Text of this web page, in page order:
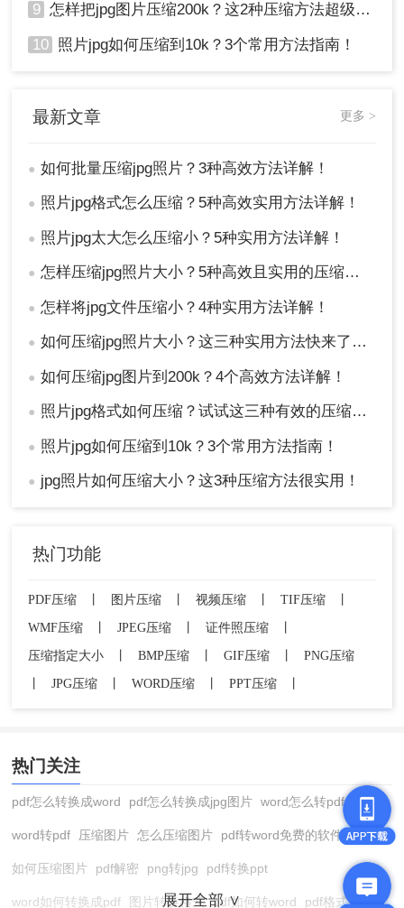
压缩后可实时预览效果，不满意可重新调整参
支持多种图片格式，包括jpg、png、bmp等常
缺点
速度受影响
单次批量处理数量有限制，最多30张jpg照片
对于超大尺寸的jpg照片（如专业摄影原图），
上传耗时较长
大多数日常需求
操作步骤：
第一步：打开浏览器（推荐使用Chrome、
Edge或Firefox等主流浏览器），在地址栏输入
大师在线图片压缩"进入官方网站。进入官网
后，在导航栏或首页可以找到"在线压缩"或"图
第二步：在转转大师在线压缩工具页面，点
击"选择文件"或"上传图片"按钮，在弹出的文件
第三步：jpg照片上传完成后，界面会显示压缩
选项。选择压缩程度（数值越小，压缩程度越
9 怎样把jpg图片压缩200k？这2种压缩方法超级好用！
10 照片jpg如何压缩到10k？3个常用方法指南！
最新文章 更多 >
● 如何批量压缩jpg照片？3种高效方法详解！
● 照片jpg格式怎么压缩？5种高效实用方法详解！
● 照片jpg太大怎么压缩小？5种实用方法详解！
● 怎样压缩jpg照片大小？5种高效且实用的压缩方法详解！
● 怎样将jpg文件压缩小？4种实用方法详解！
● 如何压缩jpg照片大小？这三种实用方法快来了解一下！
● 如何压缩jpg图片到200k？4个高效方法详解！
● 照片jpg格式如何压缩？试试这三种有效的压缩方法！
● 照片jpg如何压缩到10k？3个常用方法指南！
● jpg照片如何压缩大小？这3种压缩方法很实用！
热门功能
PDF压缩 图片压缩 视频压缩 TIF压缩
WMF压缩
JPEG压缩 证件照压缩
压缩指定大小
BMP压缩 GIF压缩
PNG压缩
JPG压缩 WORD压缩 PPT压缩
热门关注
pdf怎么转换成word pdf怎么转换成jpg图片 word怎么转pdf
word转pdf 压缩图片 怎么压缩图片 pdf转word免费的软件
如何压缩图片 pdf解密 png转jpg pdf转换ppt
word如何转换成pdf 图片转换格式 pdf如何转word pdf格式转换
展开全部 ∨